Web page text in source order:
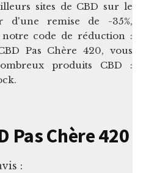
sites de CBD sur le
d'une remise de -35%,
code de réduction :
Pas Chère 420, vous
produits CBD :
Pas Chère 420
: